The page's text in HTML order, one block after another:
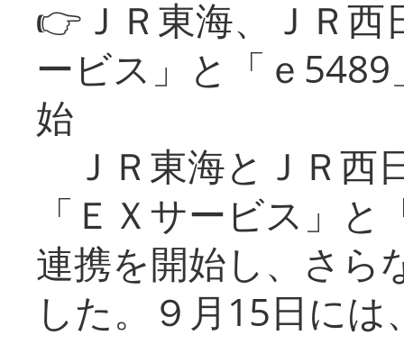
👉ＪＲ東海、ＪＲ
ービス」と「ｅ
始
ＪＲ東海とＪＲ西
「ＥＸサービス」
連携を開始し、さら
した。９月15日に